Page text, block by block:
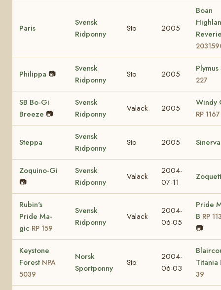
Paris
Svensk
Ridponny
Sto 2005
Boan
Philippa 📷
Svensk
Ridponny
Sto 2005
Plymus
227
SB Bo-Gi
Breeze 📷
Svensk
Ridponny
Valack 2005
Windy
RP
Steppa
Svensk
Ridponny
Sto 2005 Sinerva
Zoquino-Gi
📷
Svensk
Ridponny
Valack
2004-
07-11
Rubin's
Pride Ma-
gic RP 159
Svensk
Ridponny
Valack
2004-
06-05
Pride
B RP
📷
Keystone
Forest NPA
5039
Norsk
Sportponny
Sto
2004-
06-03
Titania
39